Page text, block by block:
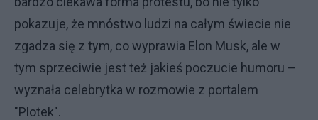
pokazuje, że mnóstwo ludzi na całym świecie nie
zgadza się z tym, co wyprawia Elon Musk, ale w
tym sprzeciwie jest też jakieś poczucie humoru –
wyznała celebrytka w rozmowie z portalem
"Plotek".